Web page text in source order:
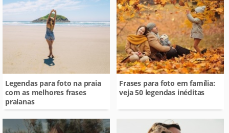
Legendas para foto na praia
com as melhores frases
praianas
Frases para foto em família:
veja 50 legendas inéditas